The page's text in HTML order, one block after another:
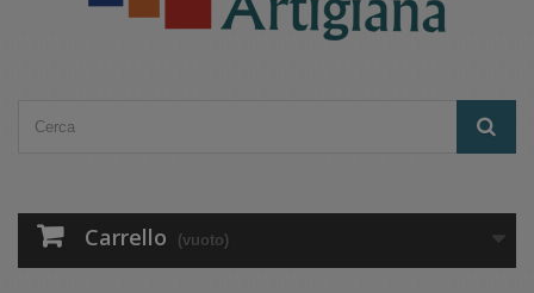
Carrello (vuoto)